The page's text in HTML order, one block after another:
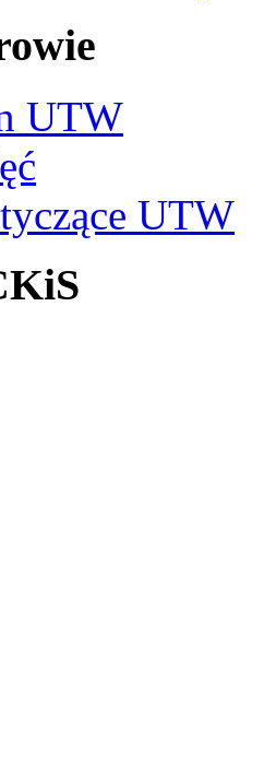
UTW
UTW